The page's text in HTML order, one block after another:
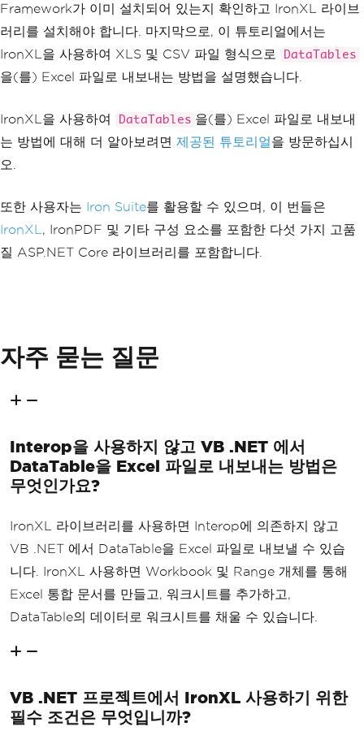
Framework가 이미 설치되어 있는지 확인하고 IronXL 라이브
러리를 설치해야 합니다. 마지막으로, 이 튜토리얼에서는
IronXL을 사용하여 XLS 및 CSV 파일 형식으로
DataTables
을(를) Excel 파일로 내보내는 방법을 설명했습니다.
IronXL을 사용하여 DataTables 을(를) Excel 파일로 내보내
는 방법에 대해 더 알아보려면 제공된 튜토리얼을 방문하십시
오.
또한 사용자는 Iron Suite를 활용할 수 있으며, 이 번들은
IronXL , IronPDF 및 기타 구성 요소를 포함한 다섯 가지 고품
질 ASP.NET Core 라이브러리를 포함합니다.
자주 묻는 질문
Interop을 사용하지 않고 VB .NET 에서
DataTable을 Excel 파일로 내보내는 방법은
무엇인가요?
IronXL 라이브러리를 사용하면 Interop에 의존하지 않고
VB .NET 에서 DataTable을 Excel 파일로 내보낼 수 있습
니다. IronXL 사용하면 Workbook 및 Range 개체를 통해
Excel 통합 문서를 만들고, 워크시트를 추가하고,
DataTable의 데이터로 워크시트를 채울 수 있습니다.
VB .NET 프로젝트에서 IronXL 사용하기 위한
필수 조건은 무엇입니까?